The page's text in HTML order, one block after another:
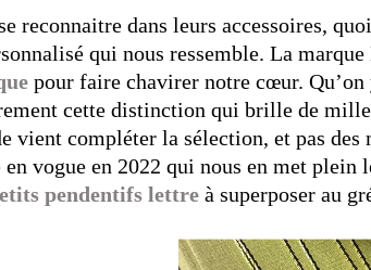
reconnaitre dans leurs accessoires,
qui nous ressemble. La marque
pour faire chavirer notre cœur.
cette distinction qui brille de
vient compléter la sélection, et pas des
en vogue en 2022 qui nous en met plein
pendentifs lettreà superposer au